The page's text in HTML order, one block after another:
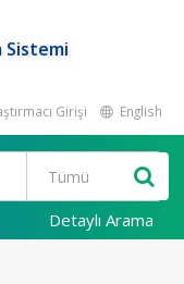
Sistemi
Girişi English
Detaylı Arama